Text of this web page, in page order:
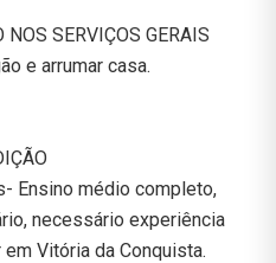
SERVIÇOS GERAIS
e arrumar casa.
Ensino médio completo,
necessário experiência
Vitória da Conquista.